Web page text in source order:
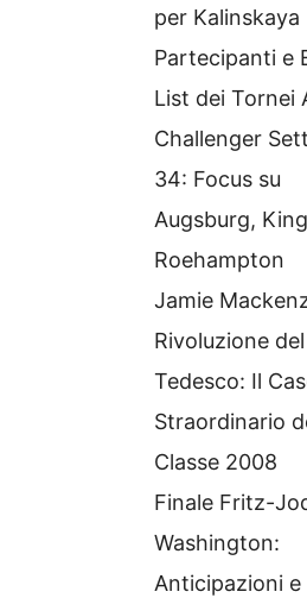
per Kalinskaya
Partecipanti e
List dei Tornei
Challenger
34: Focus su
Augsburg,
Roehampton
Jamie
Rivoluzione
Tedesco: Il
Straordinario
Classe 2008
Finale Fritz-
Washington:
Anticipazioni e